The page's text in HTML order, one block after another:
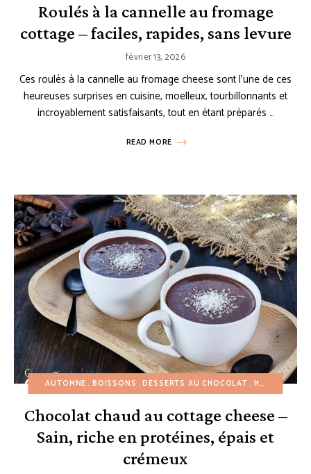
Roulés à la cannelle au fromage
cottage – faciles, rapides, sans levure
février 13, 2026
Ces roulés à la cannelle au fromage cheese sont l’une de ces
heureuses surprises en cuisine, moelleux, tourbillonnants et
incroyablement satisfaisants, tout en étant préparés …
READ MORE
AUTOMNE BOISSONS DESSERTS AU CHOCOLAT HIVER
Chocolat chaud au cottage cheese –
Sain, riche en protéines, épais et
crémeux